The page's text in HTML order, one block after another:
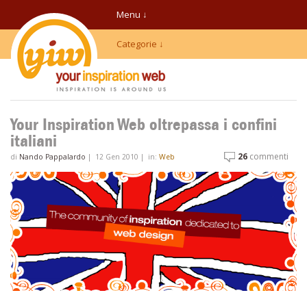
Menu ↓
Categorie ↓
Your Inspiration Web oltrepassa i confini
italiani
di Nando Pappalardo | 12 Gen 2010 | in: Web 26 commenti